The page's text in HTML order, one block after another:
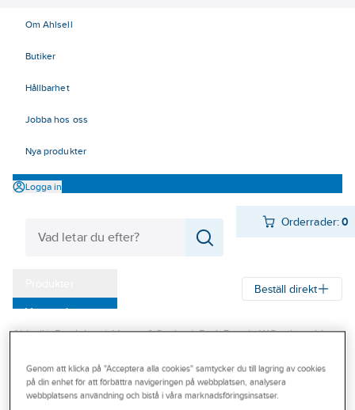
Om Ahlsell
Butiker
Hållbarhet
Jobba hos oss
Nya produkter
Logga in
Orderrader:0
Varumärken
Outlet
Branscher
Beställ direkt
Ahlsell Produkter Värme & Sanitet
Bad, Dusch, WC och möbler
Övriga duschanordningar
Genom att klicka på "Acceptera alla cookies" samtycker du till lagring av cookies
på din enhet för att förbättra navigeringen på webbplatsen, analysera
webbplatsens användning och bistå i våra marknadsföringsinsatser.